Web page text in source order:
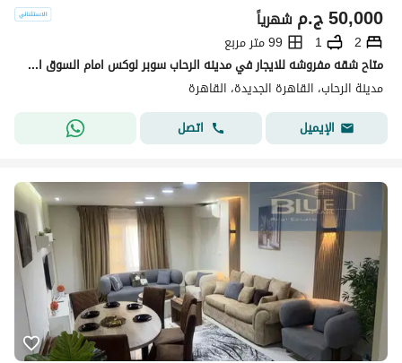
ج.م50,000 شهرياً
2
1
99 متر مربع
متاح شقه مفروشه للايجار في مدينه الرحاب سوبر لوكس امام السوق الشرقي مباشره
مدينة الرحاب، القاهرة الجديدة، القاهرة
الإيميل
اتصل